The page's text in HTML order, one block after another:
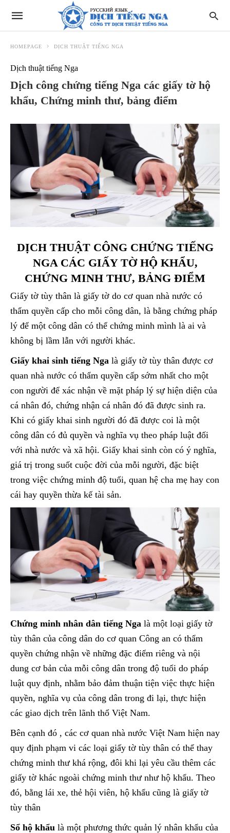
HOMEPAGE DỊCH THUẬT TIẾNG NGA
Dịch thuật tiếng Nga
Dịch công chứng tiếng Nga các giấy tờ hộ
khẩu, Chứng minh thư, bảng điểm
DỊCH THUẬT CÔNG CHỨNG TIẾNG
NGA CÁC GIẤY TỜ HỘ KHẨU,
CHỨNG MINH THƯ, BẢNG ĐIỂM
Giấy tờ tùy thân là giấy tờ do cơ quan nhà nước có
thẩm quyền cấp cho mỗi công dân, là bằng chứng pháp
lý để một công dân có thể chứng minh mình là ai và
không bị lầm lẫn với người khác.
Giấy khai sinh tiếng Nga là giấy tờ tùy thân được cơ
quan nhà nước có thẩm quyền cấp sớm nhất cho một
con người để xác nhận về mặt pháp lý sự hiện diện của
cá nhân đó, chứng nhận cá nhân đó đã được sinh ra.
Khi có giấy khai sinh người đó đã được coi là một
công dân có đủ quyền và nghĩa vụ theo pháp luật đối
với nhà nước và xã hội. Giấy khai sinh còn có ý nghĩa,
giá trị trong suốt cuộc đời của mỗi người, đặc biệt
trong việc chứng minh độ tuổi, quan hệ cha mẹ hay con
cái hay quyền thừa kế tài sản.
Chứng minh nhân dân tiếng Nga là một loại giấy tờ
tùy thân của công dân do cơ quan Công an có thẩm
quyền chứng nhận về những đặc điểm riêng và nội
dung cơ bản của mỗi công dân trong độ tuổi do pháp
luật quy định, nhằm bảo đảm thuận tiện việc thực hiện
quyền, nghĩa vụ của công dân trong đi lại, thực hiện
các giao dịch trên lãnh thổ Việt Nam.
Bên cạnh đó , các cơ quan nhà nước Việt Nam hiện nay
quy định phạm vi các loại giấy tờ tùy thân có thể thay
chứng minh thư khá rộng, đôi khi lại yêu cầu thêm các
giấy tờ khác ngoài chứng minh thư như hộ khẩu. Theo
đó, bằng lái xe, thẻ hội viên, hộ khẩu cũng là giấy tờ
tùy thân
Sổ hộ khẩu là một phương thức quản lý nhân khẩu của